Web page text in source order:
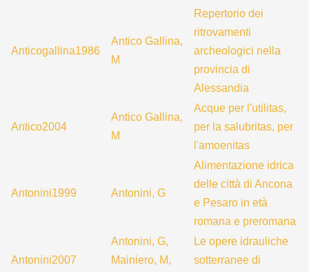
Anticogallina1986
Antico Gallina,
M
Repertorio dei
ritrovamenti
archeologici nella
provincia di
Alessandia
Antico2004
Antico Gallina,
M
Acque per l'utilitas,
per la salubritas, per
l'amoenitas
Antonini1999 Antonini, G
Alimentazione idrica
delle città di Ancona
e Pesaro in età
romana e preromana
Antonini2007
Antonini, G,
Mainiero, M,
Le opere idrauliche
sotterranee di